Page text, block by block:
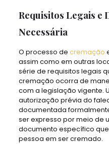
Requisitos Legais e
Necessária
O processo de cremação
assim como em outras
série de requisitos legais
cremação ocorra de
com a legislação vigente.
autorização prévia do
documentada
ser expresso por meio de
documento específico
pessoa em ser cremado.